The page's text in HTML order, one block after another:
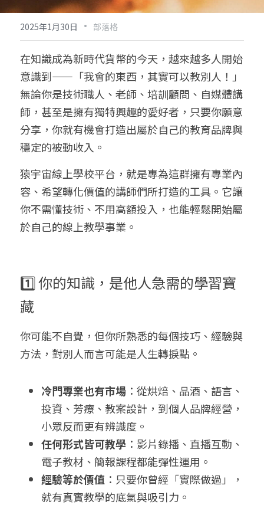
2025年1月30日 · 部落格
在知識成為新時代貨幣的今天，越來越多人開始
意識到——「我會的東西，其實可以教別人！」
無論你是技術職人、老師、培訓顧問、自媒體講
師，甚至是擁有獨特興趣的愛好者，只要你願意
分享，你就有機會打造出屬於自己的教育品牌與
穩定的被動收入。
猿宇宙線上學校平台，就是專為這群擁有專業內
容、希望轉化價值的講師們所打造的工具。它讓
你不需懂技術、不用高額投入，也能輕鬆開始屬
於自己的線上教學事業。
1️⃣ 你的知識，是他人急需的學習寶
藏
你可能不自覺，但你所熟悉的每個技巧、經驗與
方法，對別人而言可能是人生轉捩點。
冷門專業也有市場 ：從烘焙、品酒、語言、
投資、芳療、教案設計，到個人品牌經營，
小眾反而更有辨識度。
任何形式皆可教學 ：影片錄播、直播互動、
電子教材、簡報課程都能彈性運用。
經驗等於價值 ：只要你曾經「實際做過」，
就有真實教學的底氣與吸引力。